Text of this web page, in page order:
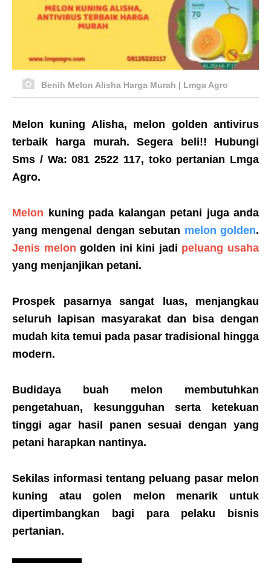
Benih Melon Alisha Harga Murah | Lmga Agro
Melon kuning Alisha, melon golden antivirus
terbaik harga murah.Segera beli!! Hubungi
Sms / Wa: 081 2522 117, toko pertanian Lmga
Agro.
Melon kuning pada kalangan petani juga anda
yang mengenal dengan sebutan melon golden.
Jenis melon golden ini kini jadi peluang usaha
yang menjanjikan petani.
Prospek pasarnya sangat luas, menjangkau
seluruh lapisan masyarakat dan bisa dengan
mudah kita temui pada pasar tradisional hingga
modern.
Budidaya buah melon membutuhkan
pengetahuan, kesungguhan serta ketekuan
tinggi agar hasil panen sesuai dengan yang
petani harapkan nantinya.
Sekilas informasi tentang peluang pasar melon
kuning atau golen melon menarik untuk
dipertimbangkan bagi para pelaku bisnis
pertanian.